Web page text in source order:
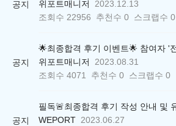
공지
위포트매니저
2023.12.13
조회수 22956 추천수 0 스크랩수 0
공지
위포트매니저
2023.08.31
조회수 4071 추천수 0 스크랩수 0
공지
WEPORT 2023.06.27